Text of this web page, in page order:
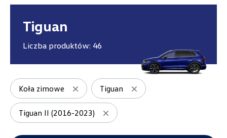
Tiguan
Liczba produktów: 46
Koła zimowe Tiguan
Tiguan II (2016-2023)
Pokaż na stronie
Kategorie
Akcesoria ochronne i użytkowe